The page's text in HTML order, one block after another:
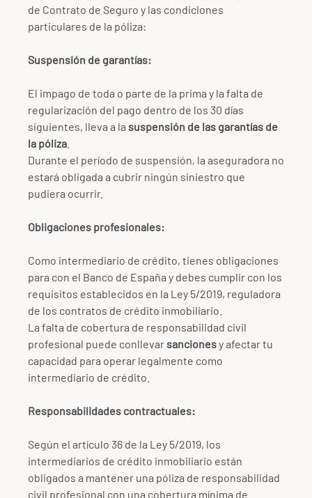
de Contrato de Seguro y las condiciones
particulares de la póliza:
Suspensión de garantías:
El impago de toda o parte de la prima y la falta de
regularización del pago dentro de los 30 días
siguientes, lleva a la suspensión de las garantías de
la póliza
Durante el período de suspensión, la aseguradora no
estará obligada a cubrir ningún siniestro que
pudiera ocurrir.
Obligaciones profesionales:
Como intermediario de crédito, tienes obligaciones
para con el Banco de España y debes cumplir con los
requisitos establecidos en la Ley 5/2019, reguladora
de los contratos de crédito inmobiliario.
La falta de cobertura de responsabilidad civil
profesional puede conllevar sancionesy afectar tu
capacidad para operar legalmente como
intermediario de crédito.
Responsabilidades contractuales:
Según el artículo 36 de la Ley 5/2019, los
intermediarios de crédito inmobiliario están
obligados a mantener una póliza de responsabilidad
civil profesional con una cobertura mínima de